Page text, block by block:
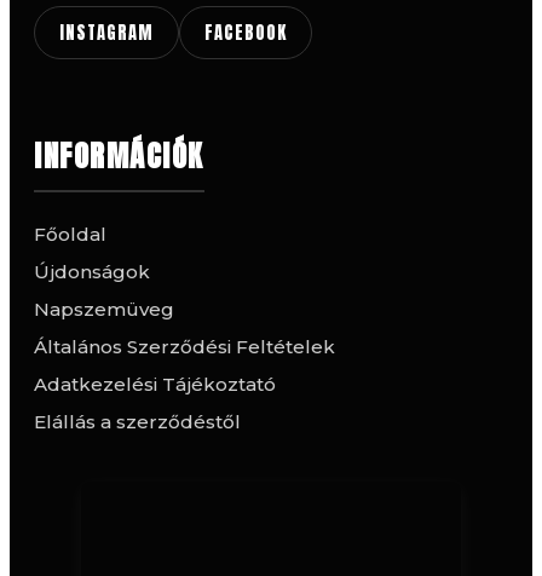
INSTAGRAM FACEBOOK
INFORMÁCIÓK
Főoldal
Újdonságok
Napszemüveg
Általános Szerződési Feltételek
Adatkezelési Tájékoztató
Elállás a szerződéstől